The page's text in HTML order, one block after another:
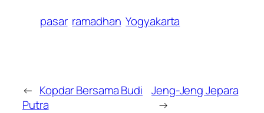
pasar ramadhan Yogyakarta
← Kopdar Bersama Budi
Putra
Jeng-Jeng Jepara
→